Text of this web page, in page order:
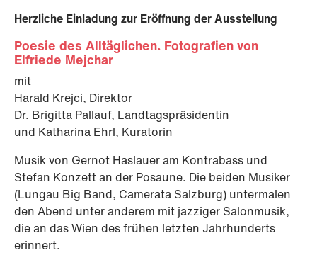
Herzliche Einladung zur Eröffnung der Ausstellung
Poesie des Alltäglichen. Fotografien von
Elfriede Mejchar
mit
Harald Krejci, Direktor
Dr. Brigitta Pallauf, Landtagspräsidentin
und Katharina Ehrl, Kuratorin
Musik von Gernot Haslauer am Kontrabass und
Stefan Konzett an der Posaune. Die beiden Musiker
(Lungau Big Band, Camerata Salzburg) untermalen
den Abend unter anderem mit jazziger Salonmusik,
die an das Wien des frühen letzten Jahrhunderts
erinnert.